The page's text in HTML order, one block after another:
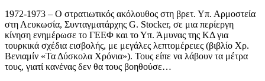
1972-1973 – Ο στρατιωτικός ακόλουθος στη βρετ. Υπ. Αρμοστεία
στη Λευκωσία, Συνταγματάρχης G. Stocker, σε μια περίεργη
κίνηση ενημέρωσε το ΓΕΕΦ και το Υπ. Άμυνας της ΚΔ για
τουρκικά σχέδια εισβολής, με μεγάλες λεπτομέρειες (βιβλίο Χρ.
Βενιαμίν «Τα Δύσκολα Χρόνια»). Τους είπε να λάβουν τα μέτρα
τους, γιατί κανένας δεν θα τους βοηθούσε…